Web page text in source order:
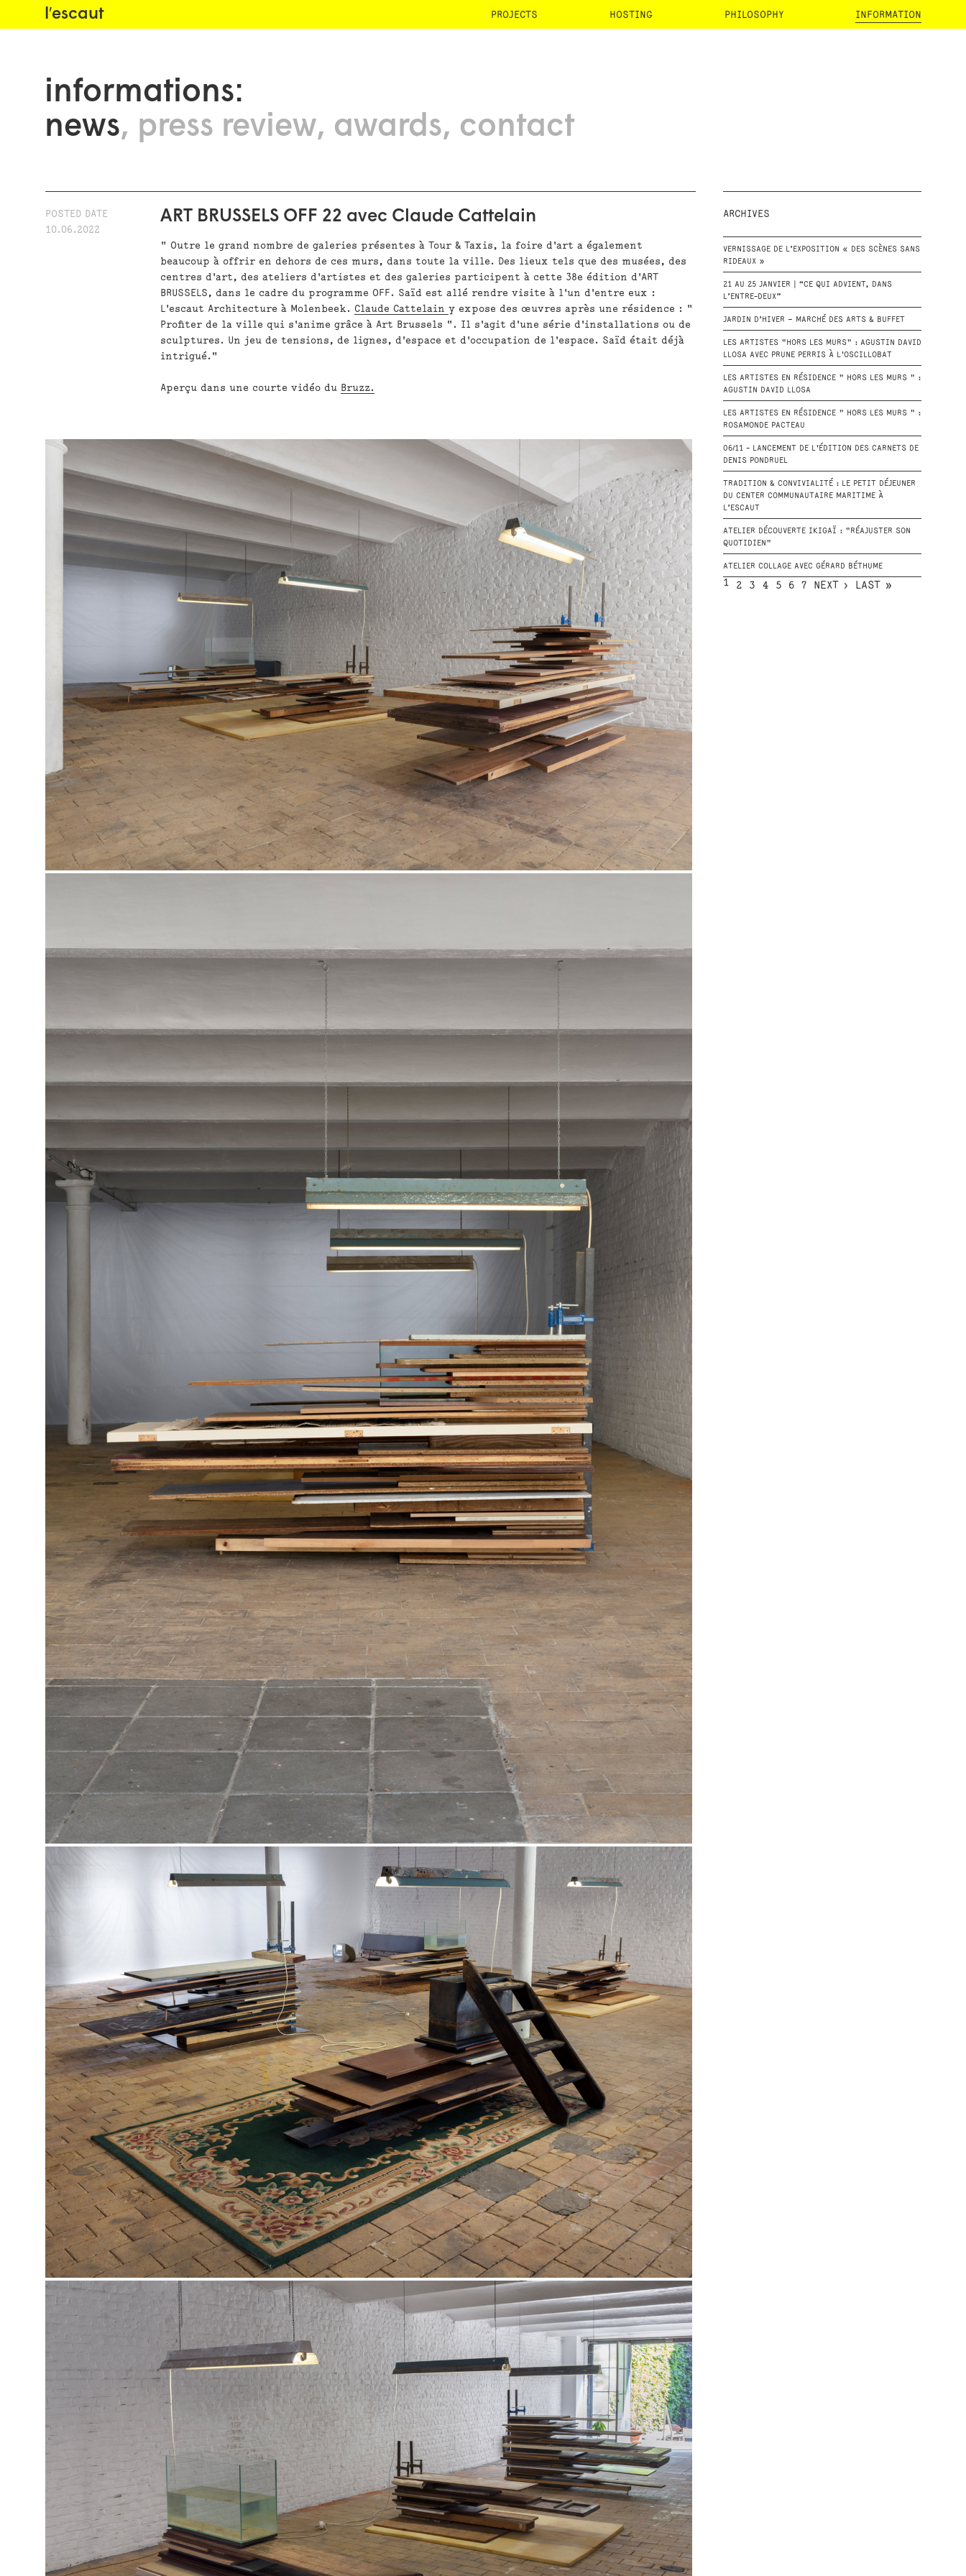
l′escaut PROJECTS HOSTING PHILOSOPHY INFORMATION
informations:
news
press review awards contact
POSTED DATE
10.06.2022
ART BRUSSELS OFF 22 avec Claude Cattelain
" Outre le grand nombre de galeries présentes à Tour & Taxis, la foire d'art a également
beaucoup à offrir en dehors de ces murs, dans toute la ville. Des lieux tels que des musées, des
centres d'art, des ateliers d'artistes et des galeries participent à cette 38e édition d'ART
BRUSSELS, dans le cadre du programme OFF. Saïd est allé rendre visite à l'un d'entre eux :
L'escaut Architecture à Molenbeek. Claude Cattelainy expose des œuvres après une résidence : "
Profiter de la ville qui s'anime grâce à Art Brussels ". Il s'agit d'une série d'installations ou de
sculptures. Un jeu de tensions, de lignes, d'espace et d'occupation de l'espace. Saïd était déjà
intrigué."
Aperçu dans une courte vidéo du Bruzz.
ARCHIVES
VERNISSAGE DE L’EXPOSITION « DES SCÈNES SANS
RIDEAUX »
21 AU 25 JANVIER | “CE QUI ADVIENT, DANS
L’ENTRE-DEUX”
JARDIN D’HIVER – MARCHÉ DES ARTS & BUFFET
LES ARTISTES "HORS LES MURS" : AGUSTIN DAVID
LLOSA AVEC PRUNE PERRIS À L'OSCILLOBAT
LES ARTISTES EN RÉSIDENCE " HORS LES MURS " :
AGUSTIN DAVID LLOSA
LES ARTISTES EN RÉSIDENCE " HORS LES MURS " :
ROSAMONDE PACTEAU
06/11 - LANCEMENT DE L'ÉDITION DES CARNETS DE
DENIS PONDRUEL
TRADITION & CONVIVIALITÉ : LE PETIT DÉJEUNER
DU CENTER COMMUNAUTAIRE MARITIME À
L’ESCAUT
ATELIER DÉCOUVERTE IKIGAÏ : "RÉAJUSTER SON
QUOTIDIEN"
ATELIER COLLAGE AVEC GÉRARD BÉTHUME
1 2 3 4 5 6 7 NEXT › LAST »